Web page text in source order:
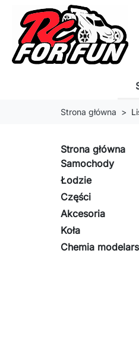
Strona główna
Strona główna
Samochody
Łodzie
Części
Akcesoria
Koła
Chemia